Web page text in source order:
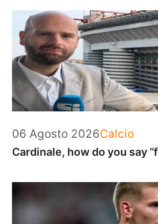
06 Agosto 2026Categorie
Calcio
Cardinale, how do you say